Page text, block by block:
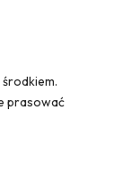
prasować